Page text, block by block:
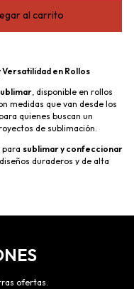
Versatilidad en Rollos
, disponible en rollos
medidas que van desde los
quienes buscan un
de sublimación.
sublimar y confeccionar
duraderos y de alta
personalizados.
ofertas.